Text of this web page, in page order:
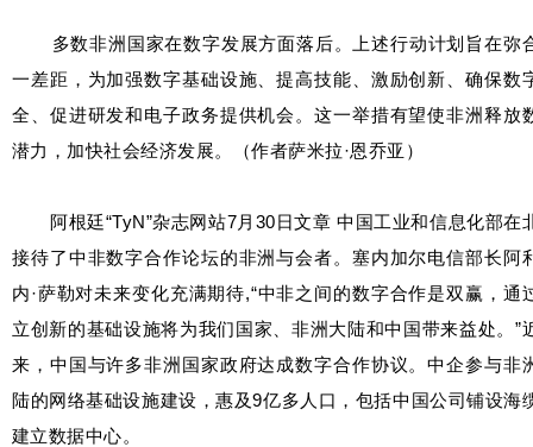
多数非洲国家在数字发展方面落后。上述行动计划旨在弥
一差距，为加强数字基础设施、提高技能、激励创新、确保数
全、促进研发和电子政务提供机会。这一举措有望使非洲释放
潜力，加快社会经济发展。（作者萨米拉·恩乔亚）
阿根廷“TyN”杂志网站7月30日文章 中国工业和信息化部在
接待了中非数字合作论坛的非洲与会者。塞内加尔电信部长阿
内·萨勒对未来变化充满期待,“中非之间的数字合作是双赢，通
立创新的基础设施将为我们国家、非洲大陆和中国带来益处。”
来，中国与许多非洲国家政府达成数字合作协议。中企参与非
陆的网络基础设施建设，惠及9亿多人口，包括中国公司铺设海
建立数据中心。